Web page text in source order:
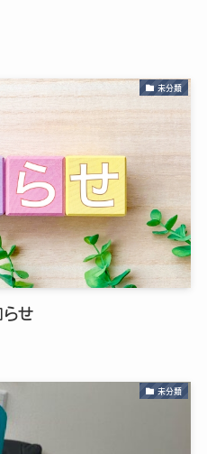
未分類
らせ
未分類